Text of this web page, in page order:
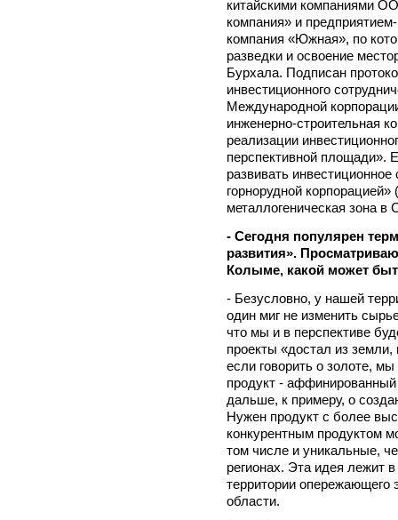
китайскими компаниями
компания» и
компания «Южная», по
разведки и освоение
Бурхала. Подписан
инвестиционного
Международной
инженерно-строительная
реализации
перспективной площади».
развивать
горнорудной
металлогеническая зона в
- Сегодня популярен
развития».
Колыме, какой может
- Безусловно, у нашей
один миг не изменить
что мы и в перспективе
проекты «достал из
если говорить о золоте,
продукт -
дальше, к примеру, о
Нужен продукт с более
конкурентным продуктом
том числе и уникальные,
регионах. Эта идея лежит
территории опережающего
области.